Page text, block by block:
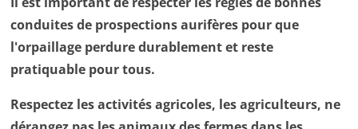
conduites de prospections aurifères pour que
l'orpaillage perdure durablement et reste
pratiquable pour tous.
Respectez les activités agricoles, les agriculteurs, ne